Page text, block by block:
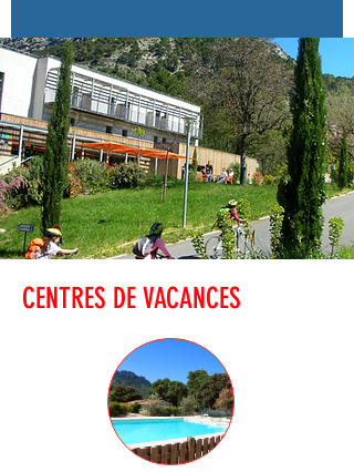
CENTRES DE VACANCES